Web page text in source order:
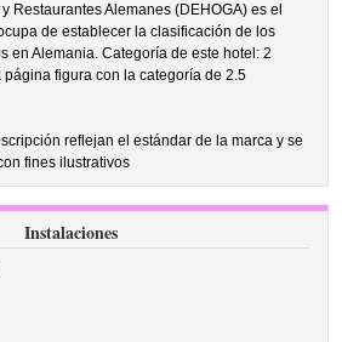
Restaurantes Alemanes (DEHOGA) es el
de establecer la clasificación de los
en Alemania. Categoría de este hotel: 2
figura con la categoría de 2.5
reflejan el estándar de la marca y se
fines ilustrativos
Instalaciones